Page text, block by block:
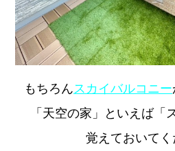
もちろん スカイバルコニー
「天空の家」といえば「
覚えておいてく